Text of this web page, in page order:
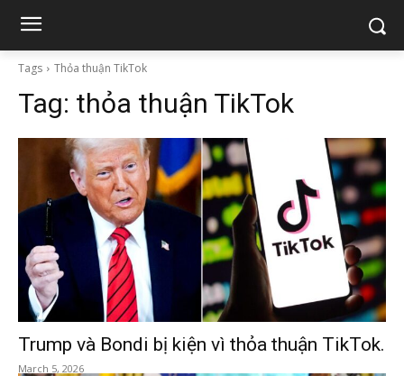
Tags Thỏa thuận TikTok
Tag: thỏa thuận TikTok
Trump và Bondi bị kiện vì thỏa thuận TikTok.
March 5, 2026